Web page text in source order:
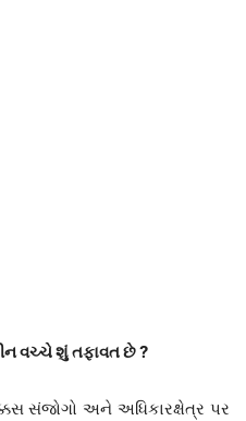
વચ્ચે શું તફાવત છે ?
સંજોગો અને અધિકારક્ષેત્ર પર